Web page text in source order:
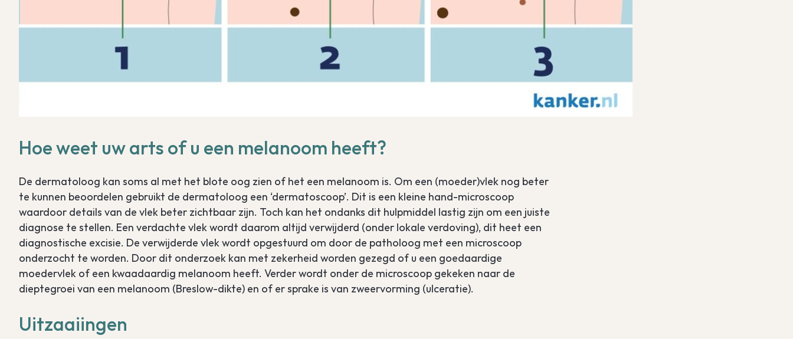
Hoe weet uw arts of u een melanoom heeft?
De dermatoloog kan soms al met het blote oog zien of het een melanoom is. Om een (moeder)vlek nog beter
te kunnen beoordelen gebruikt de dermatoloog een ‘dermatoscoop’. Dit is een kleine hand-microscoop
waardoor details van de vlek beter zichtbaar zijn. Toch kan het ondanks dit hulpmiddel lastig zijn om een juiste
diagnose te stellen. Een verdachte vlek wordt daarom altijd verwijderd (onder lokale verdoving), dit heet een
diagnostische excisie. De verwijderde vlek wordt opgestuurd om door de patholoog met een microscoop
onderzocht te worden. Door dit onderzoek kan met zekerheid worden gezegd of u een goedaardige
moedervlek of een kwaadaardig melanoom heeft. Verder wordt onder de microscoop gekeken naar de
dieptegroei van een melanoom (Breslow-dikte) en of er sprake is van zweervorming (ulceratie).
Uitzaaiingen